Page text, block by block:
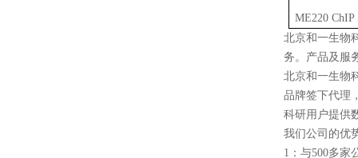
ME220
北京和一生物
务。产品及服
北京和一生物
品牌签下代理
科研用户提供
我们公司的优
1：与500多家